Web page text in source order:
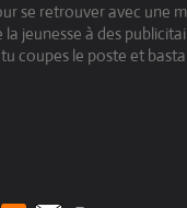
se retrouver avec une
jeunesse à des
coupes le poste et